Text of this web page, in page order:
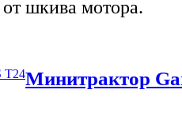
шкива мотора.
Минитрактор